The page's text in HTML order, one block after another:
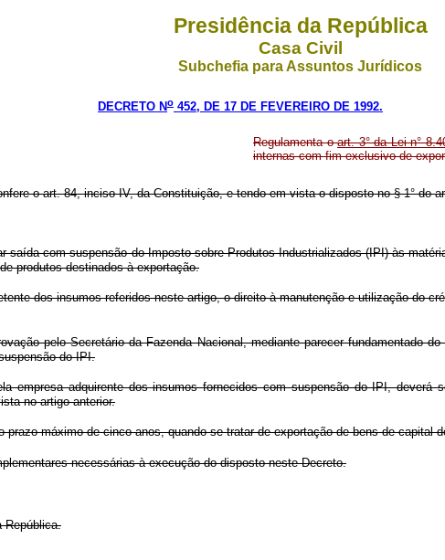
Presidência da República
Casa Civil
Subchefia para Assuntos Jurídicos
DECRETO No 452, DE 17 DE FEVEREIRO DE 1992.
Regulamenta oart. 3° da Lei n°
internas com fim exclusivo de
o art. 84, inciso IV, da Constituição, e tendo em vista o disposto no § 1° do
saída com suspensão do Imposto sobre Produtos Industrializados (IPI) às
produtos destinados à exportação.
dos insumos referidos neste artigo, o direito à manutenção e utilização do
pelo Secretário da Fazenda Nacional, mediante parecer fundamentado
do IPI.
empresa adquirente dos insumos fornecidos com suspensão do IPI,
no artigo anterior.
máximo de cinco anos, quando se tratar de exportação de bens de capital
necessárias à execução do disposto neste Decreto.
República.